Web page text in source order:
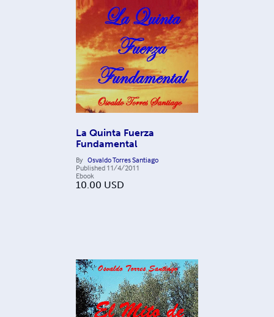
La Quinta Fuerza
Fundamental
By Osvaldo Torres Santiago
Published 11/4/2011
Ebook
10.00 USD